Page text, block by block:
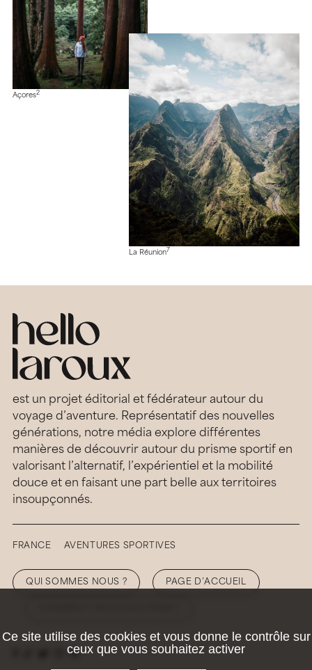
Açores2
La Réunion7
est un projet éditorial et fédérateur autour du
voyage d’aventure. Représentatif des nouvelles
générations, notre média explore différentes
manières de découvrir autour du prisme sportif en
valorisant l’alternatif, l’expérientiel et la mobilité
douce et en faisant une part belle aux territoires
insoupçonnés.
FRANCE AVENTURES SPORTIVES
QUI SOMMES NOUS ? PAGE D’ACCUEIL
Ce site utilise des cookies et vous donne le contrôle sur
ceux que vous souhaitez activer